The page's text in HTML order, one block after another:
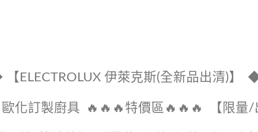
ELECTROLUX 伊萊克斯(全新品出清)】 ◆
化訂製廚具 🔥🔥🔥特價區🔥🔥🔥 【限量/